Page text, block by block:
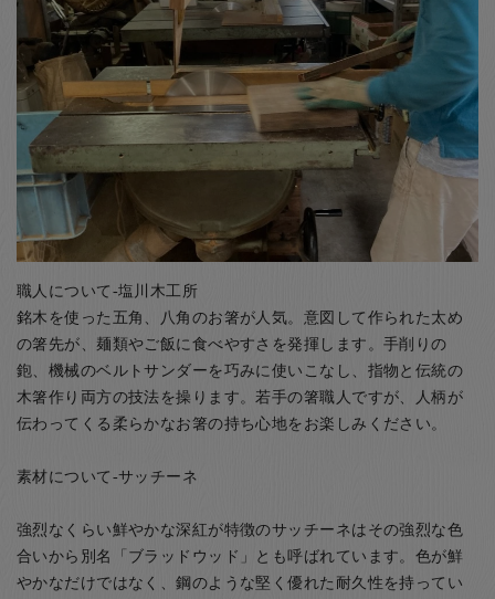
職人について-塩川木工所
銘木を使った五角、八角のお箸が人気。意図して作られた太め
の箸先が、麺類やご飯に食べやすさを発揮します。手削りの
鉋、機械のベルトサンダーを巧みに使いこなし、指物と伝統の
木箸作り両方の技法を操ります。若手の箸職人ですが、人柄が
伝わってくる柔らかなお箸の持ち心地をお楽しみください。
素材について-サッチーネ
強烈なくらい鮮やかな深紅が特徴のサッチーネはその強烈な色
合いから別名「ブラッドウッド」とも呼ばれています。色が鮮
やかなだけではなく、鋼のような堅く優れた耐久性を持ってい